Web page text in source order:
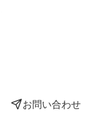
お問い合わせ